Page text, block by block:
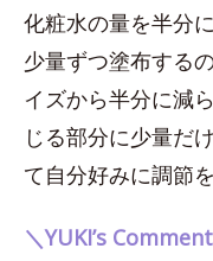
化粧水の量を半分
少量ずつ塗布する
イズから半分に減
じる部分に少量だ
て自分好みに調節を
＼YUKI’s